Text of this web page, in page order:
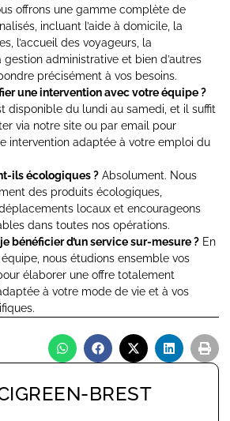
offrons une gamme complète de
incluant l’aide à domicile, la
l’accueil des voyageurs, la
gestion administrative et bien d’autres
précisément à vos besoins.
une intervention avec votre équipe ?
disponible du lundi au samedi, et il suffit
via notre site ou par email pour
intervention adaptée à votre emploi du
ils écologiques ? Absolument. Nous
des produits écologiques,
locaux et encourageons
dans toutes nos opérations.
bénéficier d’un service sur-mesure ? En
nous étudions ensemble vos
élaborer une offre totalement
à votre mode de vie et à vos
BREST